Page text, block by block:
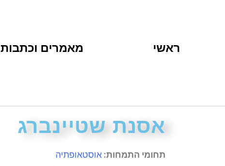
ראשי מאמרים וכתבות
אסנת שטיינברג
תחומי התמחות: אוסטאופתיה